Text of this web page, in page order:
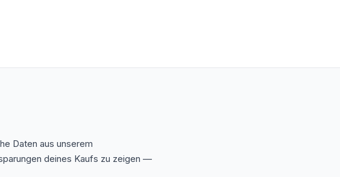
Daten aus unserem
deines Kaufs zu zeigen —